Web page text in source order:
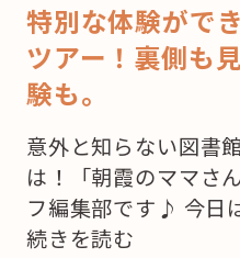
特別な体験がで
ツアー！裏側も
験も。
意外と知らない図書
は！「朝霞のママさ
フ編集部です♪ 今日
“知
続きを読む